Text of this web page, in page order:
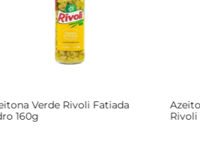
Azeitona Verde Rivoli Fatiada
Vidro 160g